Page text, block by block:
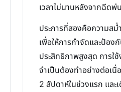
เวลาไม่นานหลังจากฉีดพ่น
ประการที่สองคือความสม่
เพื่อให้การกำจัดและป้อง
ประสิทธิภาพสูงสุด การใ
จำเป็นต้องทำอย่างต่อเ
2 สัปดาห์ในช่วงแรก และ